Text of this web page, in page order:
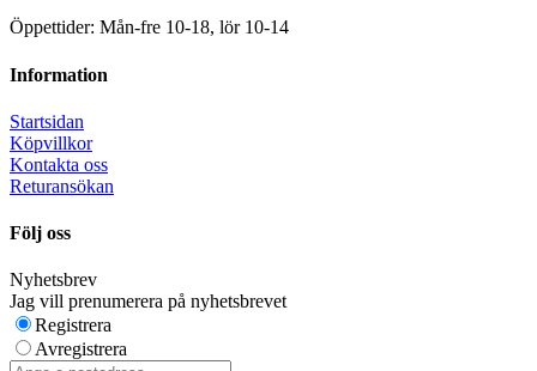
Öppettider: Mån-fre 10-18, lör 10-14
Information
Startsidan
Köpvillkor
Kontakta oss
Returansökan
Följ oss
Nyhetsbrev
Jag vill prenumerera på nyhetsbrevet
Registrera
Avregistrera